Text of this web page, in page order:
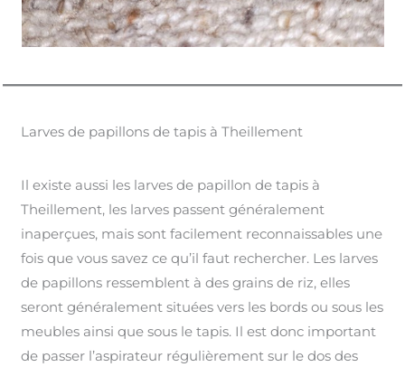
Larves de papillons de tapis à Theillement
Il existe aussi les larves de papillon de tapis à
Theillement, les larves passent généralement
inaperçues, mais sont facilement reconnaissables une
fois que vous savez ce qu’il faut rechercher. Les larves
de papillons ressemblent à des grains de riz, elles
seront généralement situées vers les bords ou sous les
meubles ainsi que sous le tapis. Il est donc important
de passer l’aspirateur régulièrement sur le dos des